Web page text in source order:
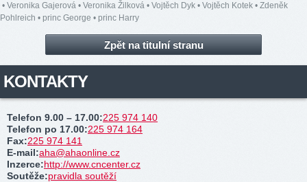
• Veronika Gajerová • Veronika Žilková • Vojtěch Dyk • Vojtěch Kotek • Zdeněk
Pohlreich • princ George • princ Harry
Zpět na titulní stranu
KONTAKTY
Telefon 9.00 – 17.00:225 974 140
Telefon po 17.00:225 974 164
Fax:225 974 141
E-mail:aha@ahaonline.cz
Inzerce:http://www.cncenter.cz
Soutěže:pravidla soutěží